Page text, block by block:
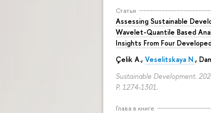
Статья
Assessing Sustainable
Wavelet-Quantile Based
Insights From Four
Çelik A., Veselitskaya N.,
Sustainable Development.
P. 1274-1301.
Глава в книге